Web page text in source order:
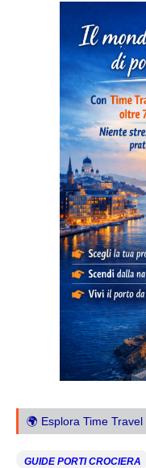
🌍 Esplora Time Travel
GUIDE PORTI CROCIERA